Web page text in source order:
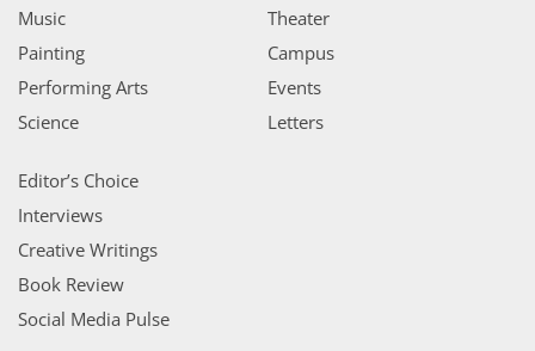
Music
Painting
Performing Arts
Science
Theater
Campus
Events
Letters
Editor’s Choice
Interviews
Creative Writings
Book Review
Social Media Pulse